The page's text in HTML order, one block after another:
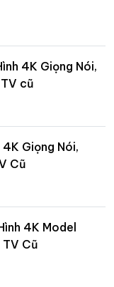
4K Giọng Nói,
cũ
Giọng Nói,
Cũ
4K Model
Cũ